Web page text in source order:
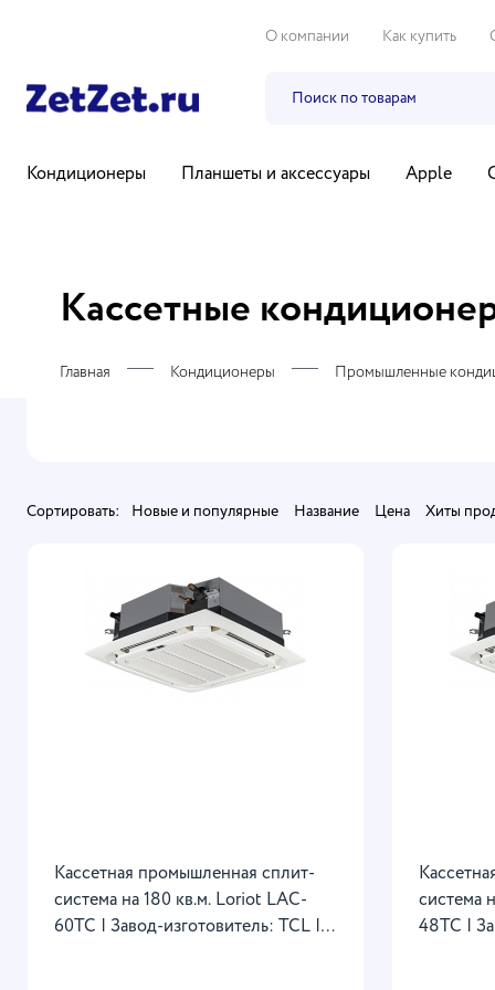
О компании Как купить
Кондиционеры Планшеты и аксессуары Apple
Кассетные
Главная Кондиционеры Промышленные
Сортировать: Новые и популярные Название Цена Хиты
Кассетная промышленная сплит-
система на 180 кв.м. Loriot LAC-
60TC | Завод-изготовитель: TCL |
система
48TC |